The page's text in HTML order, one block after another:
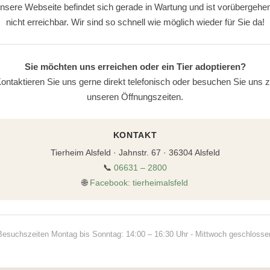
Webseite befindet sich gerade in Wartung und ist
nicht erreichbar. Wir sind so schnell wie möglich wieder für Sie da!
Sie möchten uns erreichen oder ein Tier adoptieren?
Sie uns gerne direkt telefonisch oder besuchen Sie uns
unseren Öffnungszeiten.
KONTAKT
Tierheim Alsfeld · Jahnstr. 67 · 36304 Alsfeld
📞 06631 – 2800
🌐 Facebook: tierheimalsfeld
Montag bis Sonntag: 14:00 – 16:30 Uhr - Mittwoch